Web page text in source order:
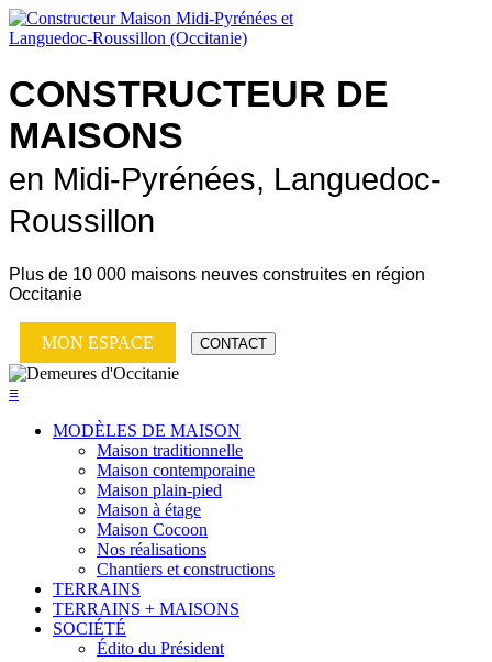
CONSTRUCTEUR DE
MAISONS
en Midi-Pyrénées, Languedoc-
Roussillon
Plus de 10 000 maisons neuves construites en région
Occitanie
MON ESPACE CONTACT
≡
MODÈLES DE MAISON
Maison traditionnelle
Maison contemporaine
Maison plain-pied
Maison à étage
Maison Cocoon
Nos réalisations
Chantiers et constructions
TERRAINS
TERRAINS + MAISONS
SOCIÉTÉ
Édito du Président